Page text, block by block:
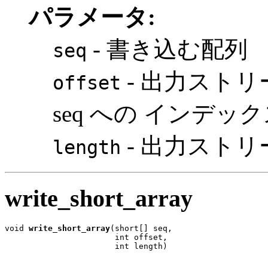
パラメータ:
seq - 書き込む配列
offset - 出力ストリ
seq への インデッ
length - 出力ストリ
write_short_array
void write_short_array(short[] seq,
                       int offset,
                       int length)